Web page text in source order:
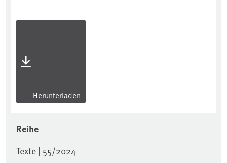
Herunterladen
Reihe
Texte | 55/2024